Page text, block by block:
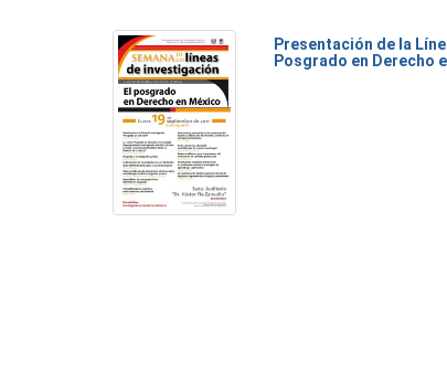
Presentación de la
Posgrado en Derecho